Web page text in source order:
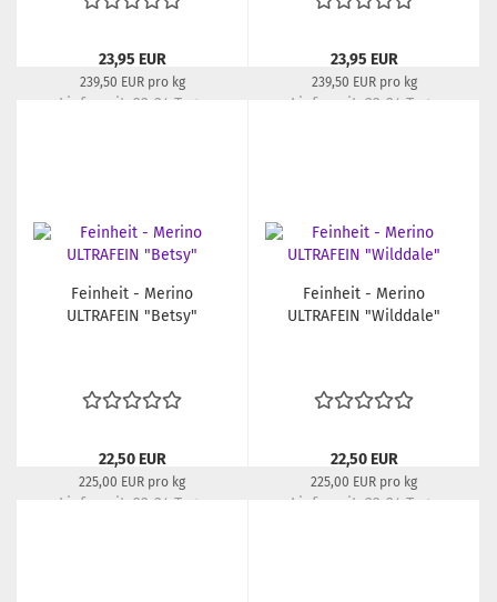
23,95 EUR
239,50 EUR pro kg
Lieferzeit: 22-24 Tage
23,95 EUR
239,50 EUR pro kg
Lieferzeit: 22-24 Tage
Feinheit - Merino
ULTRAFEIN "Betsy"
22,50 EUR
225,00 EUR pro kg
Lieferzeit: 22-24 Tage
Feinheit - Merino
ULTRAFEIN "Wilddale"
22,50 EUR
225,00 EUR pro kg
Lieferzeit: 22-24 Tage